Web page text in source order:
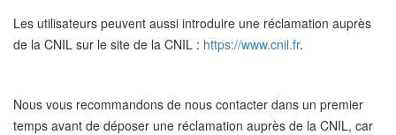
Les utilisateurs peuvent aussi introduire une réclamation auprès
de la CNIL sur le site de la CNIL : https://www.cnil.fr.
Nous vous recommandons de nous contacter dans un premier
temps avant de déposer une réclamation auprès de la CNIL, car